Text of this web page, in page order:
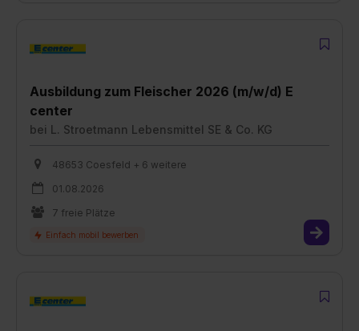
Aus­bil­dung zum Flei­scher 2026 (m/w/d) E
center
bei L. Stroetmann Lebensmittel SE & Co. KG
48653 Coesfeld + 6 weitere
01.08.2026
7 freie Plätze